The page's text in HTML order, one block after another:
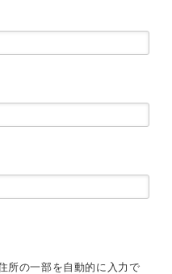
所の一部を自動的に入力で